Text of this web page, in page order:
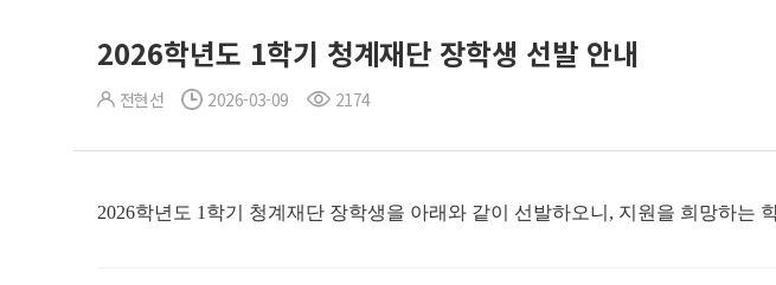
2026학년도 1학기 청계재단 장학생 선발 안내
전현선 2026-03-09 2174
2026학년도 1학기 청계재단 장학생을 아래와 같이 선발하오니, 지원을 희망하